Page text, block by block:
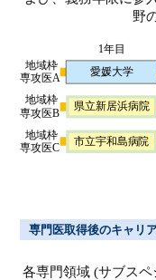
野
専門医取得後のキャリ
各専門領域 (サブス